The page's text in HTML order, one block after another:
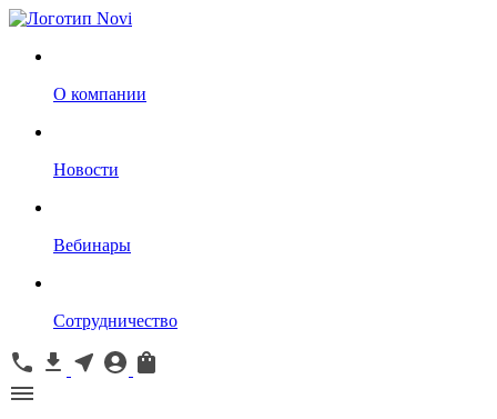
О компании
Новости
Вебинары
Сотрудничество